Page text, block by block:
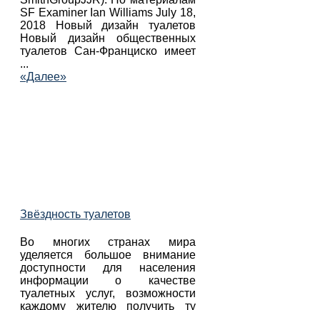
SF Examiner Ian Williams July 18,
2018 Новый дизайн туалетов
Новый дизайн общественных
туалетов Сан-Франциско имеет
...
«Далее»
Звёздность туалетов
Во многих странах мира
уделяется большое внимание
доступности для населения
информации о качестве
туалетных услуг, возможности
каждому жителю получить ту